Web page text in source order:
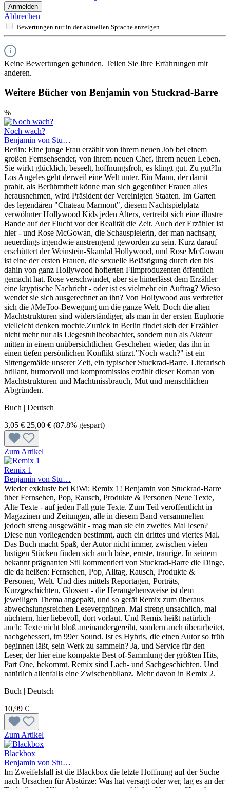
Anmelden
Abbrechen
Bewertungen nur in der aktuellen Sprache anzeigen.
Keine Bewertungen gefunden. Teilen Sie Ihre Erfahrungen mit
anderen.
Weitere Bücher von Benjamin von Stuckrad-Barre
%
Noch wach?
Benjamin von Stu…
Berlin: Eine junge Frau erzählt von ihrem neuen Job bei einem
großen Fernsehsender, von ihrem neuen Chef, ihrem neuen Leben.
Sie wirkt glücklich, beseelt, hoffnungsfroh, es klingt gut. Zu gut?In
Los Angeles geht derweil eine Welt unter. Ein Mann, der damit
prahlt, als Berühmtheit könne man sich gegenüber Frauen alles
herausnehmen, wird Präsident der Vereinigten Staaten. Im Garten
des legendären "Chateau Marmont", diesem Nachtspielplatz
verwöhnter Hollywood Kids jeden Alters, vertreibt sich eine illustre
Bande auf der Flucht vor der Realität die Zeit. Auch der Erzähler ist
hier - und Rose McGowan, die Schauspielerin, der man nachsagt,
neuerdings irgendwie anstrengend geworden zu sein. Kurz darauf
erschüttert der Weinstein-Skandal Hollywood, und Rose McGowan
ist eine der ersten Frauen, die sexuelle Belästigung durch den bis
dahin von ganz Hollywood hofierten Filmproduzenten öffentlich
gemacht hat. Rose verschwindet, aber sie hinterlässt dem Erzähler
eine kryptische Nachricht - oder ist es vielmehr ein Auftrag? Wieso
wendet sie sich ausgerechnet an ihn? Von Hollywood aus verbreitet
sich die #MeToo-Bewegung um die ganze Welt. Doch die alten
Machtstrukturen sind widerständiger, als man in der ersten Euphorie
vielleicht denken mochte.Zurück in Berlin findet sich der Erzähler
nicht mehr nur als Liegestuhlbeobachter, sondern nun als Akteur
mitten in einem unübersichtlichen Geschehen wieder, das ihn in
einen tiefen persönlichen Konflikt stürzt."Noch wach?" ist ein
Sittengemälde unserer Zeit, ein typischer Stuckrad-Barre. Literarisch
brillant, humorvoll und kompromisslos erzählt dieser Roman von
Machtstrukturen und Machtmissbrauch, Mut und menschlichen
Abgründen.
Buch | Deutsch
3,05 € 25,00 € (87.8% gespart)
Zum Artikel
Remix 1
Benjamin von Stu…
Wieder exklusiv bei KiWi: Remix 1! Benjamin von Stuckrad-Barre
über Fernsehen, Pop, Rausch, Produkte & Personen Neue Texte,
Alte Texte - auf jeden Fall gute Texte. Zum Teil veröffentlicht in
Magazinen und Zeitungen, alle in diesem Band versammelten
jedoch streng ausgewählt - mag man sie ein zweites Mal lesen?
Diese nun vorliegenden bestimmt, auch ein drittes und viertes Mal.
Das Buch macht Spaß, der Autor nicht immer, zwischen vielen
lustigen Stücken finden sich auch böse, ernste, traurige. In seinem
bekannt prägnanten Stil kommentiert von Stuckrad-Barre die Dinge,
die da heißen: Fernsehen, Pop, Alltag, Rausch, Produkte &
Personen, Welt. Und dies mittels Reportagen, Porträts,
Kurzgeschichten, Glossen - die Herangehensweise ist dem
jeweiligen Thema angepaßt, und so gerät Remix zum überaus
abwechslungsreichen Lesevergnügen. Mal streng unsachlich, mal
nüchtern, hier liebevoll, dort vorlaut. Und Remix heißt natürlich
auch: Texte nicht bloß aneinandergereiht, sondern auch überarbeitet,
nachgebessert, im 99er Sound. Ist es Hybris, die einen Autor so früh
beginnen läßt, sein Werk zu sammeln? Ja, und Service für den
Leser, der hier eine kompakte Best of-Sammlung der größten Hits,
Part One, bekommt. Remix sind Lach- und Sachgeschichten. Und
natürlich allenfalls eine Zwischenbilanz. Mehr davon in Remix 2.
Buch | Deutsch
10,99 €
Zum Artikel
Blackbox
Benjamin von Stu…
Im Zweifelsfall ist die Blackbox die letzte Hoffnung auf der Suche
nach Ursachen für Abstürze: Was hat versagt oder wer, lag es an der